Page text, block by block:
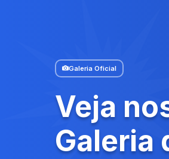
Galeria Oficial
Veja
Galeria